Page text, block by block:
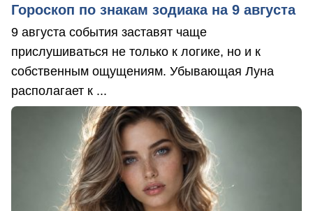
Гороскоп по знакам зодиака на 9 августа
9 августа события заставят чаще
прислушиваться не только к логике, но и к
собственным ощущениям. Убывающая Луна
располагает к ...